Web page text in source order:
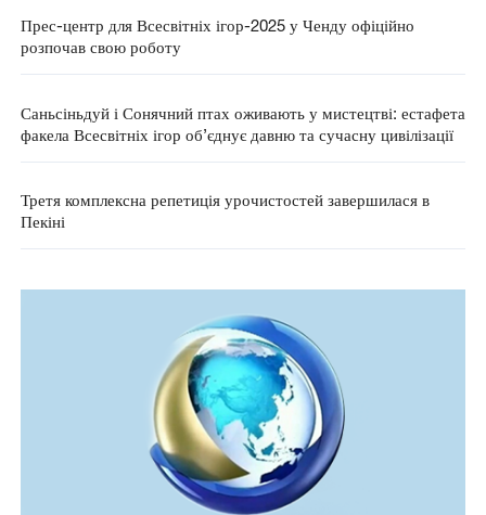
Прес-центр для Всесвітніх ігор-2025 у Ченду офіційно
розпочав свою роботу
Саньсіньдуй і Сонячний птах оживають у мистецтві: естафета
факела Всесвітніх ігор об’єднує давню та сучасну цивілізації
Третя комплексна репетиція урочистостей завершилася в
Пекіні